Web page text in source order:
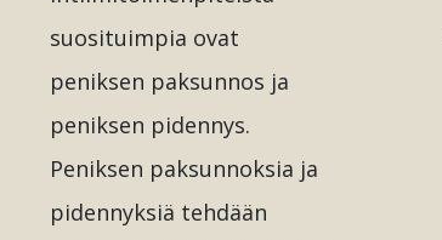
suosituimpia ovat
peniksen paksunnos ja
peniksen pidennys.
Peniksen paksunnoksia ja
pidennyksiä tehdään